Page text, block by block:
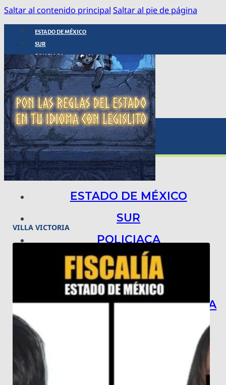
Saltar al contenido principal Saltar al pie de página
ESTADO DE MÉXICO
SUR
POLICIACA
NACIONAL
INTERNACIONAL
ARTE, CIENCIA Y TECNOLOGÍA
COLUMNAS
BAJO LA LUPA
RASTROS Y ROSTROS
VÍNCULOS ANIMALES
ESTADO DE MÉXICO
SUR
POLICIACA
NACIONAL
INTERNACIONAL
ARTE, CIENCIA Y TECNOLOGÍA
VILLA VICTORIA